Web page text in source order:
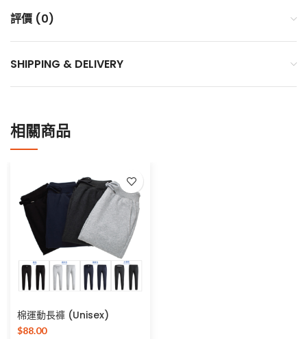
評價 (0)
SHIPPING & DELIVERY
相關商品
棉運動長褲 (Unisex)
$88.00